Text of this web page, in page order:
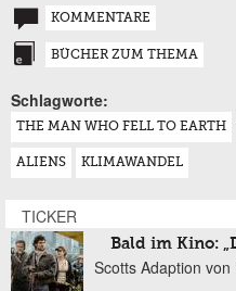
KOMMENTARE
BÜCHER ZUM THEMA
Schlagworte:
THE MAN WHO FELL TO EARTH
ALIENS KLIMAWANDEL
TICKER
Bald im Kino:
Scotts Adaption